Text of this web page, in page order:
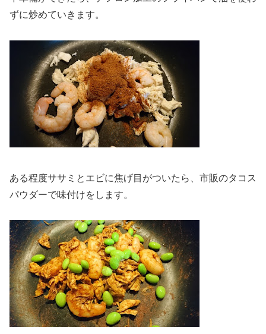
ずに炒めていきます。
ある程度ササミとエビに焦げ目がついたら、市販のタコス
パウダーで味付けをします。